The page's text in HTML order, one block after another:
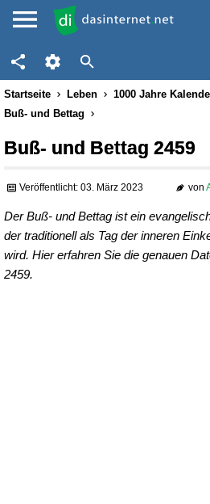
Startseite Leben 1000 Jahre
Buß- und Bettag
Buß- und Bettag 2459
Veröffentlicht: 03. März 2023 von
Der Buß- und Bettag ist ein
der traditionell als Tag der inneren
wird. Hier erfahren Sie die genauen
2459.